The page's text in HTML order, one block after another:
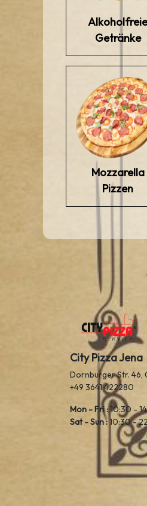
Alkoholfreie
Getränke
Mozzarella
Pizzen
City Pizza Jena
Dornburger Str. 46,
+49 3641 422280
Mon - Fri :10:30 -
Sat - Sun :10:30 -